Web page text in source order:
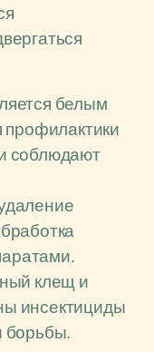
белым
профилактики
соблюдают
клещ и
инсектициды
борьбы.